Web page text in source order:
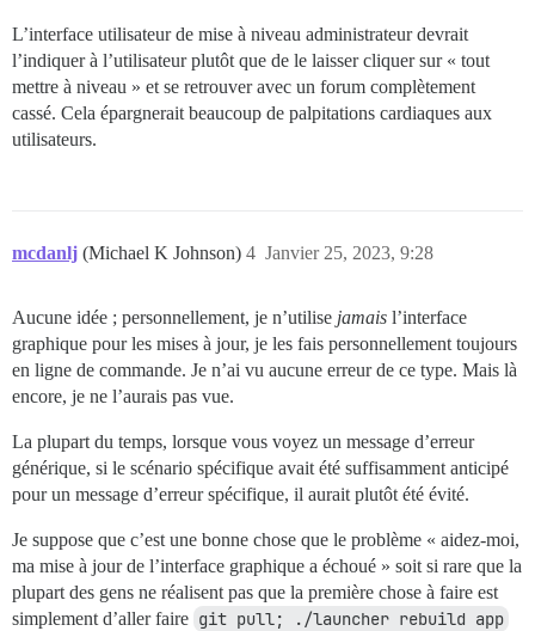
L’interface utilisateur de mise à niveau administrateur devrait
l’indiquer à l’utilisateur plutôt que de le laisser cliquer sur « tout
mettre à niveau » et se retrouver avec un forum complètement
cassé. Cela épargnerait beaucoup de palpitations cardiaques aux
utilisateurs.
mcdanlj (Michael K Johnson) Janvier 25, 2023, 9:28
4
Aucune idée ; personnellement, je n’utilise jamais l’interface
graphique pour les mises à jour, je les fais personnellement toujours
en ligne de commande. Je n’ai vu aucune erreur de ce type. Mais là
encore, je ne l’aurais pas vue.
La plupart du temps, lorsque vous voyez un message d’erreur
générique, si le scénario spécifique avait été suffisamment anticipé
pour un message d’erreur spécifique, il aurait plutôt été évité.
Je suppose que c’est une bonne chose que le problème « aidez-moi,
ma mise à jour de l’interface graphique a échoué » soit si rare que la
plupart des gens ne réalisent pas que la première chose à faire est
simplement d’aller faire git pull; ./launcher rebuild app